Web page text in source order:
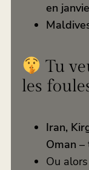
en
Tu
les
Iran,
Oman –
Ou